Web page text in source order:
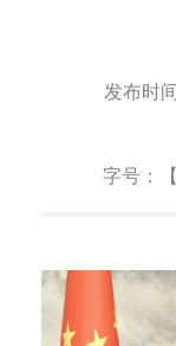
发布时
字号：【